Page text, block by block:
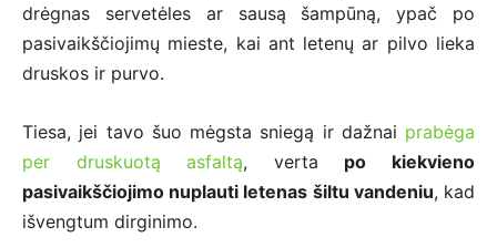
drėgnas servetėles ar sausą šampūną, ypač po
pasivaikščiojimų mieste, kai ant letenų ar pilvo lieka
druskos ir purvo.
Tiesa, jei tavo šuo mėgsta sniegą ir dažnai prabėga
per druskuotą asfaltą, verta po kiekvieno
pasivaikščiojimo nuplauti letenas šiltu vandeniu, kad
išvengtum dirginimo.